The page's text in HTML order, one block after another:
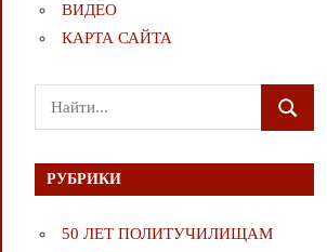
ВИДЕО
КАРТА САЙТА
Поиск
для:
ПОИСК
РУБРИКИ
50 ЛЕТ ПОЛИТУЧИЛИЩАМ